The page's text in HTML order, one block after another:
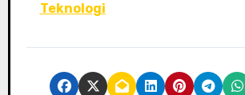
Teknologi